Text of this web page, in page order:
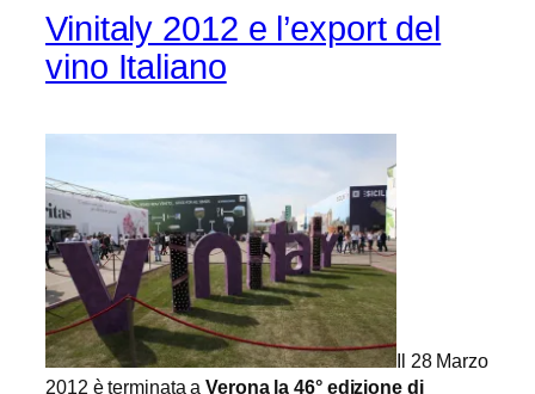
Vinitaly 2012 e l’export del
vino Italiano
Il 28 Marzo
2012 è terminata aVerona la 46° edizione di